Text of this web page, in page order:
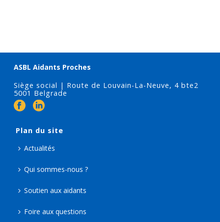
ASBL Aidants Proches
Siège social | Route de Louvain-La-Neuve, 4 bte2
5001 Belgrade
Plan du site
Actualités
Qui sommes-nous ?
Soutien aux aidants
Foire aux questions